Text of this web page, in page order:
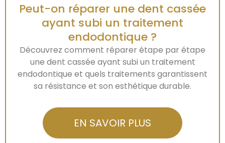
Peut-on réparer une dent cassée
ayant subi un traitement
endodontique ?
Découvrez comment réparer étape par étape
une dent cassée ayant subi un traitement
endodontique et quels traitements garantissent
sa résistance et son esthétique durable.
EN SAVOIR PLUS